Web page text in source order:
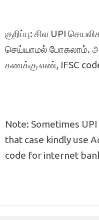
குறிப்பு: சில UPI
செய்யாமல் போகலாம்.
கணக்கு எண், IFSC
Note: Sometimes
that case kindly use
code for internet